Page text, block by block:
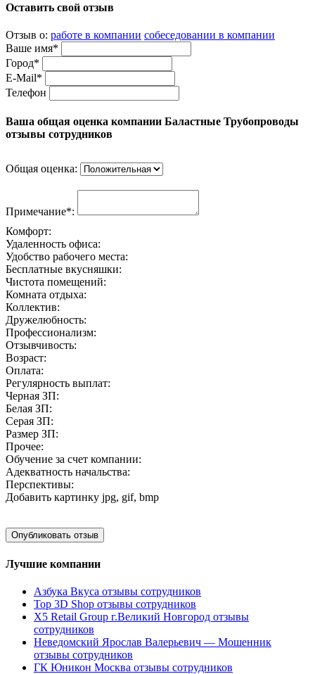
Оставить свой отзыв
Отзыв о: работе в компании собеседовании в компании
Ваше имя*
Город*
E-Mail*
Телефон
Ваша общая оценка компании Баластные Трубопроводы
отзывы сотрудников
Общая оценка:
Примечание*:
Комфорт:
Удаленность офиса:
Удобство рабочего места:
Бесплатные вкусняшки:
Чистота помещений:
Комната отдыха:
Коллектив:
Дружелюбность:
Профессионализм:
Отзывчивость:
Возраст:
Оплата:
Регулярность выплат:
Черная ЗП:
Белая ЗП:
Серая ЗП:
Размер ЗП:
Прочее:
Обучение за счет компании:
Адекватность начальства:
Перспективы:
Добавить картинку jpg, gif, bmp
Лучшие компании
Азбука Вкуса отзывы сотрудников
Top 3D Shop отзывы сотрудников
X5 Retail Group г.Великий Новгород отзывы
сотрудников
Неведомский Ярослав Валерьевич — Мошенник
отзывы сотрудников
ГК Юникон Москва отзывы сотрудников